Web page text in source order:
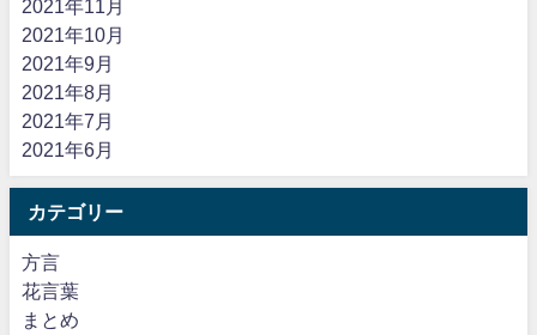
2021年11月
2021年10月
2021年9月
2021年8月
2021年7月
2021年6月
カテゴリー
方言
花言葉
まとめ